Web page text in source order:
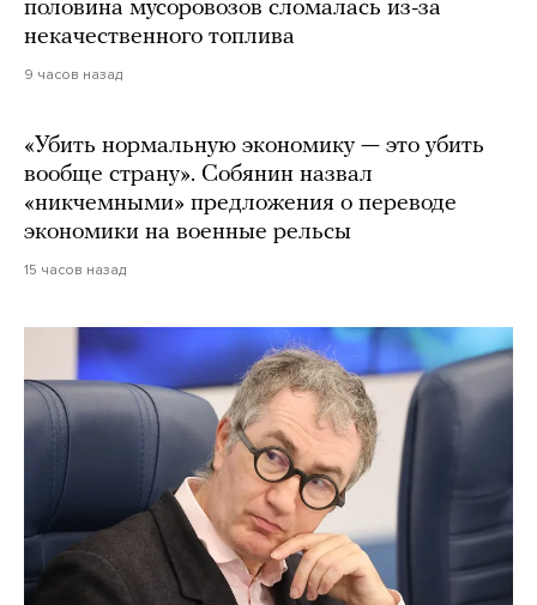
половина мусоровозов сломалась из-за
некачественного топлива
9 часов назад
«Убить нормальную экономику — это убить
вообще страну». Собянин назвал
«никчемными» предложения о переводе
экономики на военные рельсы
15 часов назад